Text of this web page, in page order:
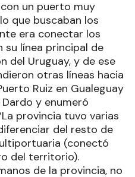
un puerto muy
que buscaban los
era conectar los
su línea principal de
del Uruguay, y de ese
otras líneas hacia
Ruiz en Gualeguay
y enumeró
provincia tuvo varias
del resto de
(conectó
del territorio).
de la provincia, no